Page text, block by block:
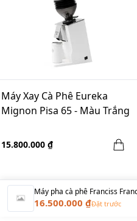
Máy Xay Cà Phê Eureka
Mignon Pisa 65 - Màu Trắng
15.800.000 ₫
16.500.000 ₫Đặt trước